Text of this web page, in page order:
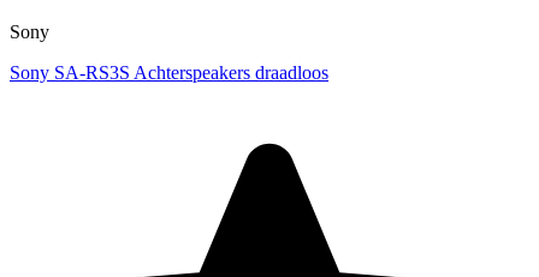
Sony
Sony SA-RS3S Achterspeakers draadloos